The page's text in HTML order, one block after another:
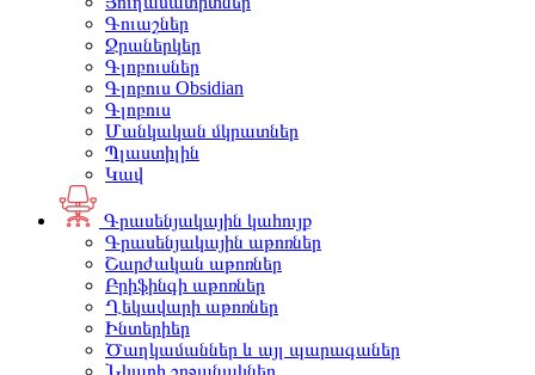
Գուաշներ
Ջրաներկեր
Գլոբուսներ
Գլոբուս Obsidian
Գլոբուս
Մանկական մկրատներ
Պլաստիլին
Կավ
Գրասենյակային կահույք
Գրասենյակային աթոռներ
Շարժական աթոռներ
Բրիֆինգի աթոռներ
Ղեկավարի աթոռներ
Ինտերիեր
Ծաղկամաններ և այլ պարագաներ
Նկարի շրջանակներ